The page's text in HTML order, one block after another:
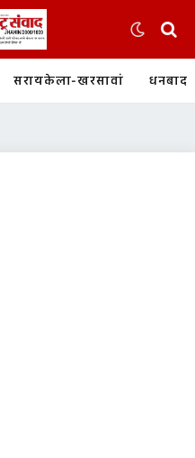
सरायकेला-खरसावां धनबाद